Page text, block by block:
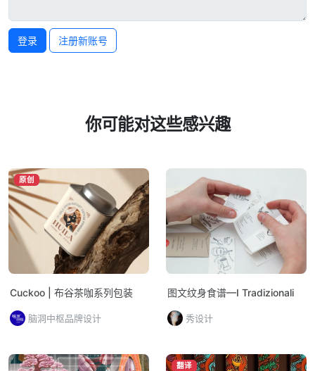
登录 注册新账号
你可能对这些感兴趣
原创
Cuckoo | 布谷茶咖系列包装
脑洞中枢品牌设计
图文纹身食谱—I Tradizionali
秀设计
翻译